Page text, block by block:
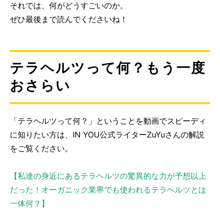
それでは、何がどうすごいのか。
ぜひ最後まで読んでくださいね！
テラヘルツって何？もう一度
おさらい
「テラヘルツって何？」ということを動画でスピーディ
に知りたい方は、IN YOU公式ライターZuYuさんの解説
をご覧ください。
【私達の身近にあるテラヘルツの驚異的な力が予想以上
だった！オーガニック業界でも使われるテラヘルツとは
一体何？】